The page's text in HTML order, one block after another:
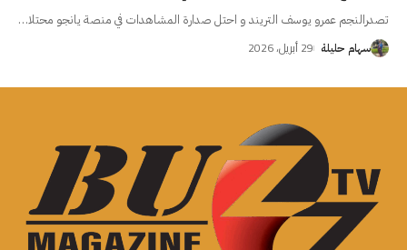
تصدرالنجم عمرو يوسف التريند و احتل صدارة المشاهدات في منصة يانجو محتلا…
سهام حليلة 29 أبريل، 2026